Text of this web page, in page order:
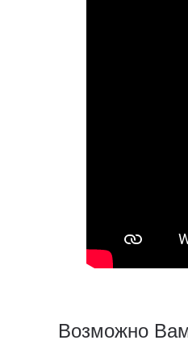
Возможно